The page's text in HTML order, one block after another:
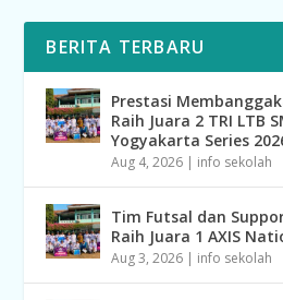
BERITA TERBARU
Prestasi
Raih Juara 2 TRI LTB
Yogyakarta Series
Aug 4, 2026 | info sekolah
Tim Futsal dan
Raih Juara 1 AXIS
Aug 3, 2026 | info sekolah